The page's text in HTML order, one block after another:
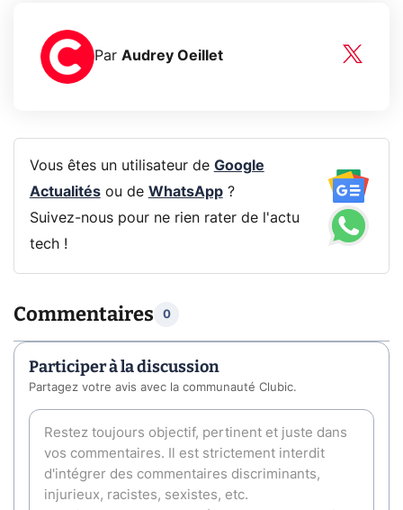
Par Audrey Oeillet
Vous êtes un utilisateur de Google
Actualitésou de WhatsApp?
Suivez-nous pour ne rien rater de l'actu
tech !
Commentaires 0
Participer à la discussion
Partagez votre avis avec la communauté Clubic.